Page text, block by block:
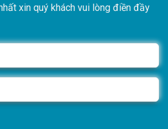
xin quý khách vui lòng điền đầy